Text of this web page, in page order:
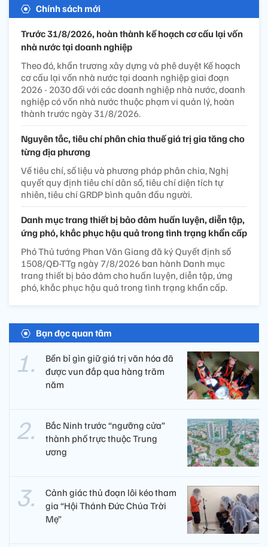
Chính sách mới
Trước 31/8/2026, hoàn thành kế hoạch cơ cấu lại vốn
nhà nước tại doanh nghiệp
Theo đó, khẩn trương xây dựng và phê duyệt Kế hoạch
cơ cấu lại vốn nhà nước tại doanh nghiệp giai đoạn
2026 - 2030 đối với các doanh nghiệp nhà nước, doanh
nghiệp có vốn nhà nước thuộc phạm vi quản lý, hoàn
thành trước ngày 31/8/2026.
Nguyên tắc, tiêu chí phân chia thuế giá trị gia tăng cho
từng địa phương
Về tiêu chí, số liệu và phương pháp phân chia, Nghị
quyết quy định tiêu chí dân số, tiêu chí diện tích tự
nhiên, tiêu chí GRDP bình quân đầu người.
Danh mục trang thiết bị bảo đảm huấn luyện, diễn tập,
ứng phó, khắc phục hậu quả trong tình trạng khẩn cấp
Phó Thủ tướng Phan Văn Giang đã ký Quyết định số
1508/QĐ-TTg ngày 7/8/2026 ban hành Danh mục
trang thiết bị bảo đảm cho huấn luyện, diễn tập, ứng
phó, khắc phục hậu quả trong tình trạng khẩn cấp.
Bạn đọc quan tâm
Bền bỉ gìn giữ giá trị văn hóa đã
được vun đắp qua hàng trăm
năm
Bắc Ninh trước “ngưỡng cửa”
thành phố trực thuộc Trung
ương
Cảnh giác thủ đoạn lôi kéo tham
gia “Hội Thánh Đức Chúa Trời
Mẹ”